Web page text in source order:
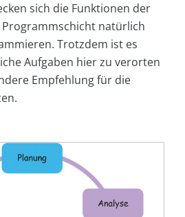
sich die Funktionen der
natürlich
Trotzdem ist es
Aufgaben hier zu verorten
Empfehlung für die